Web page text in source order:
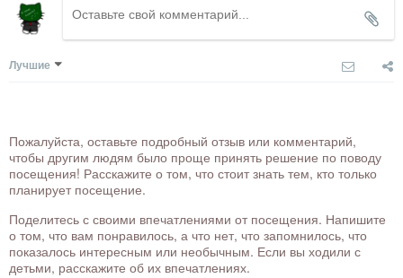
Лучшие
Пожалуйста, оставьте подробный отзыв или комментарий,
чтобы другим людям было проще принять решение по поводу
посещения! Расскажите о том, что стоит знать тем, кто только
планирует посещение.
Поделитесь с своими впечатлениями от посещения. Напишите
о том, что вам понравилось, а что нет, что запомнилось, что
показалось интересным или необычным. Если вы ходили с
детьми, расскажите об их впечатлениях.